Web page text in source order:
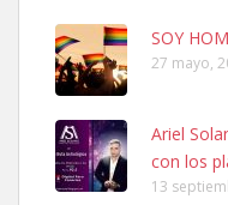
Ninfa perdida
El día 5 se los perdió una
calle, se perdió por la zon...
SOY
27 mayo,
Ariel
con los
13